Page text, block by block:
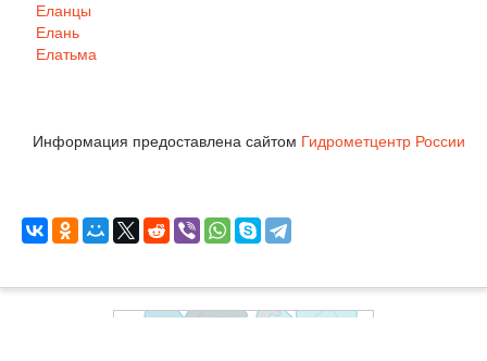
Еланцы
Елань
Елатьма
Информация предоставлена сайтом Гидрометцентр России